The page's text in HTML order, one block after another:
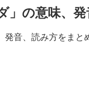
」の意味、
音、読み方をまと